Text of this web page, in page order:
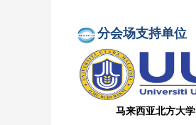
分会场支持单位
马来西亚北方大学